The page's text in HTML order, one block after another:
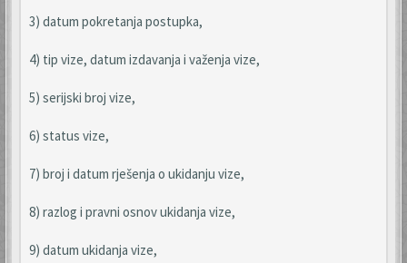
3) datum pokretanja postupka,
4) tip vize, datum izdavanja i važenja vize,
5) serijski broj vize,
6) status vize,
7) broj i datum rješenja o ukidanju vize,
8) razlog i pravni osnov ukidanja vize,
9) datum ukidanja vize,